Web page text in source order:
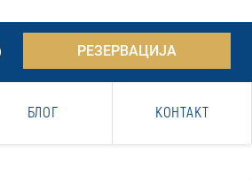
РЕЗЕРВАЦИЈА
БЛОГ КОНТАКТ